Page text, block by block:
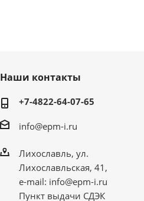
Наши контакты
+7-4822-64-07-65
info@epm-i.ru
Лихославль, ул.
Лихославльская, 41,
e-mail: info@epm-i.ru
Пункт выдачи СДЭК